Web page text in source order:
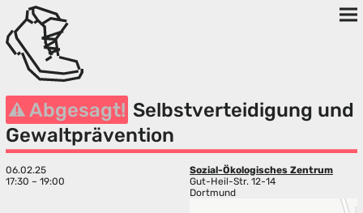
Abgesagt! Selbstverteidigung und
Gewaltprävention
06.02.25
17:30 – 19:00
Sozial-Ökologisches Zentrum
Gut-Heil-Str. 12-14
Dortmund